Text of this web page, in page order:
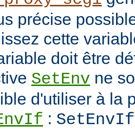
précise
cette
doit être
SetEnv ne
d'utiliser à la
: